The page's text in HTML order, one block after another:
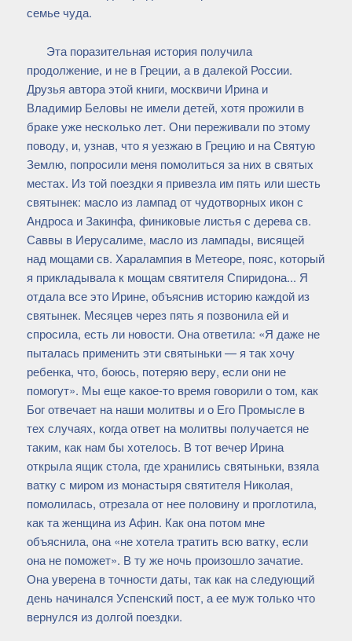
семье чуда.
Эта поразительная история получила
продолжение, и не в Греции, а в далекой России.
Друзья автора этой книги, москвичи Ирина и
Владимир Беловы не имели детей, хотя прожили в
браке уже несколько лет. Они переживали по этому
поводу, и, узнав, что я уезжаю в Грецию и на Святую
Землю, попросили меня помолиться за них в святых
местах. Из той поездки я привезла им пять или шесть
святынек: масло из лампад от чудотворных икон с
Андроса и Закинфа, финиковые листья с дерева св.
Саввы в Иерусалиме, масло из лампады, висящей
над мощами св. Харалампия в Метеоре, пояс, который
я прикладывала к мощам святителя Спиридона... Я
отдала все это Ирине, объяснив историю каждой из
святынек. Месяцев через пять я позвонила ей и
спросила, есть ли новости. Она ответила: «Я даже не
пыталась применить эти святыньки — я так хочу
ребенка, что, боюсь, потеряю веру, если они не
помогут». Мы еще какое-то время говорили о том, как
Бог отвечает на наши молитвы и о Его Промысле в
тех случаях, когда ответ на молитвы получается не
таким, как нам бы хотелось. В тот вечер Ирина
открыла ящик стола, где хранились святыньки, взяла
ватку с миром из монастыря святителя Николая,
помолилась, отрезала от нее половину и проглотила,
как та женщина из Афин. Как она потом мне
объяснила, она «не хотела тратить всю ватку, если
она не поможет». В ту же ночь произошло зачатие.
Она уверена в точности даты, так как на следующий
день начинался Успенский пост, а ее муж только что
вернулся из долгой поездки.